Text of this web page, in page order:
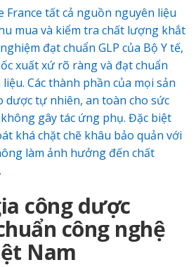
France tất cả nguồn nguyên liệu
mua và kiểm tra chất lượng khắt
đạt chuẩn GLP của Bộ Y tế,
xuất xứ rõ ràng và đạt chuẩn
Các thành phần của mọi sản
dược tự nhiên, an toàn cho sức
gây tác ứng phụ. Đặc biệt
khá chặt chẽ khâu bảo quản với
làm ảnh hưởng đến chất
công dược
công nghệ
Nam